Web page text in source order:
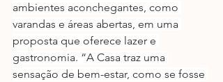
ambientes aconchegantes, como
varandas e áreas abertas, em uma
proposta que oferece lazer e
gastronomia. “A Casa traz uma
sensação de bem-estar, como se fosse